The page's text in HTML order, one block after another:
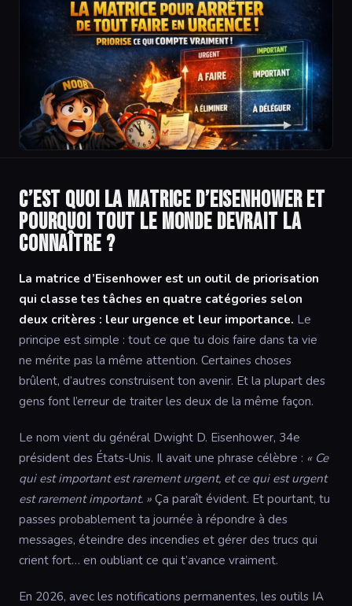
C’est quoi la matrice d’Eisenhower et
pourquoi tout le monde devrait la
connaître ?
La matrice d’Eisenhower est un outil de priorisation
qui classe tes tâches en quatre catégories selon
deux critères : leur urgence et leur importance. Le
principe est simple : tout ce que tu dois faire dans ta vie
ne mérite pas la même attention. Certaines choses
brûlent, d’autres construisent ton avenir. Et la plupart des
gens font l’erreur de traiter les deux de la même façon.
Le nom vient du général Dwight D. Eisenhower, 34e
président des États-Unis. Il avait une phrase célèbre : « Ce
qui est important est rarement urgent, et ce qui est urgent
est rarement important. » Ça paraît évident. Et pourtant, tu
passes probablement ta journée à répondre à des
messages, éteindre des incendies et gérer des trucs qui
crient fort… en oubliant ce qui t’avance vraiment.
En 2026, avec les notifications permanentes, les outils IA